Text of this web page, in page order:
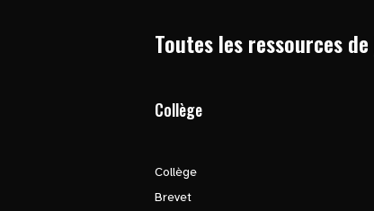
Toutes les ressources de
Collège
Collège
Brevet